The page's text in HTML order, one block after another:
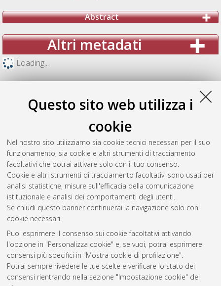
Questo sito web utilizza i
cookie
Nel nostro sito utilizziamo sia cookie tecnici necessari per il suo
funzionamento, sia cookie e altri strumenti di tracciamento
facoltativi che potrai attivare solo con il tuo consenso.
Cookie e altri strumenti di tracciamento facoltativi sono usati per
analisi statistiche, misure sull'efficacia della comunicazione
istituzionale e analisi dei comportamenti degli utenti.
Se chiudi questo banner continuerai la navigazione solo con i
cookie necessari.
Puoi esprimere il consenso sui cookie facoltativi attivando
l'opzione in "Personalizza cookie" e, se vuoi, potrai esprimere
consensi più specifici in "Mostra cookie di profilazione".
Potrai sempre rivedere le tue scelte e verificare lo stato dei
consensi rientrando nella sezione "Impostazione cookie" del
Abstract
Altri metadati
Loading...
Gestione del documento:
Atom
Rss 1.0
Rss 2.0